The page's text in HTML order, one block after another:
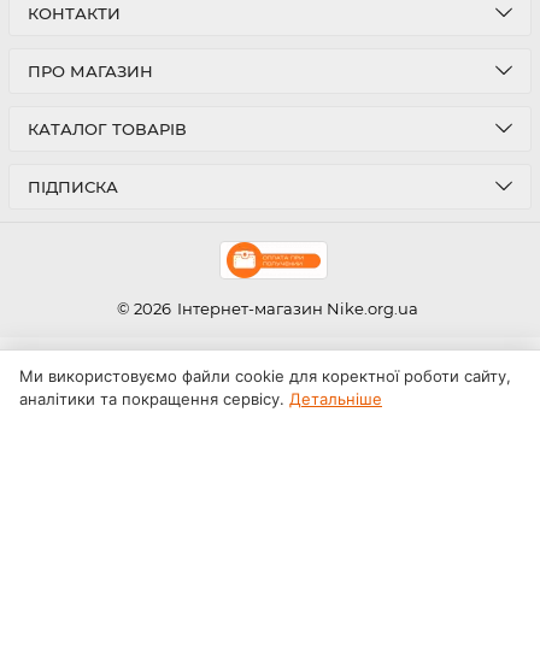
КОНТАКТИ
ПРО МАГАЗИН
КАТАЛОГ ТОВАРІВ
ПІДПИСКА
© 2026 Інтернет-магазин Nike.org.ua
Ми використовуємо файли cookie для коректної роботи сайту,
аналітики та покращення сервісу. Детальніше